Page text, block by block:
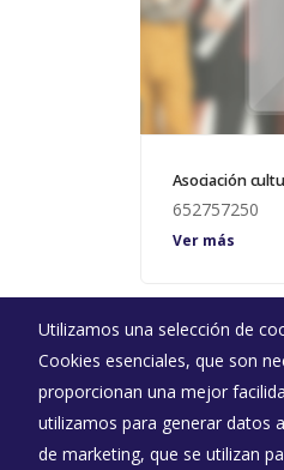
Asociación
652757250
Ver más
Utilizamos una selección de
Cookies esenciales, que son
proporcionan una mejor
utilizamos para generar datos
de marketing, que se utilizan
Ayuntamiento
: Plaza
: 947551007
: